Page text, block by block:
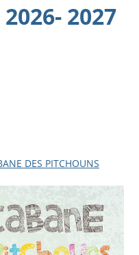
2027
DES PITCHOUNS